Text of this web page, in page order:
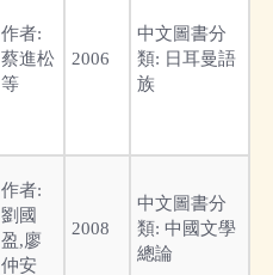
作者:
蔡進松
等
2006
中文圖書分
類: 日耳曼語
族
作者:
劉國
盈,廖
仲安
2008
中文圖書分
類: 中國文學
總論